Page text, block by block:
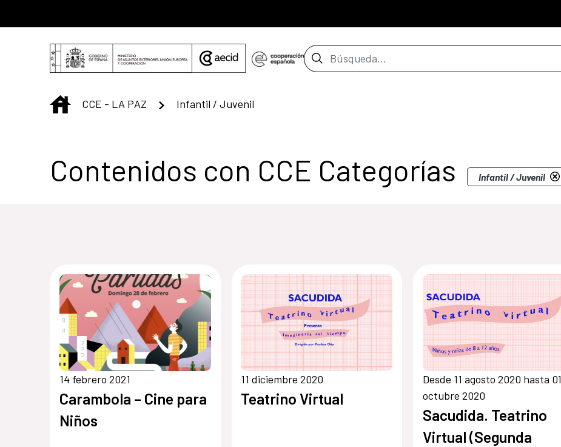
Barra de búsqueda
INICIO
CCE - LA PAZ Infantil / Juvenil
Contenidos con CCE Categorías Infantil / Juvenil
14 febrero 2021
Carambola – Cine para
Niños
11 diciembre 2020
Teatrino Virtual
Desde 11 agosto 2020 hasta 01
octubre 2020
Sacudida. Teatrino
Virtual (Segunda